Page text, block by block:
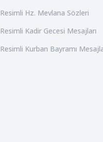
Resimli Hz. Mevlana Sözleri
Resimli Kadir Gecesi Mesajları
Resimli Kurban Bayramı